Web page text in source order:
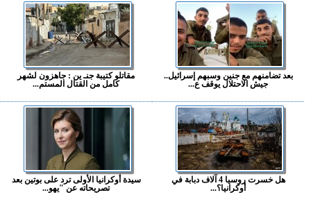
بعد تضامنهم مع جنين وسبهم إسرائيل..
جيش الاحتلال يوقف ع...
مقاتلو كتيبة جنـ ين : جاهزون لشهر
كامل من القتال المستم...
هل خسرت روسيا 4 آلاف دبابة في
أوكرانيا؟...
سيدة أوكرانيا الأولى ترد على بوتين بعد
تصريحاته عن "يهو...